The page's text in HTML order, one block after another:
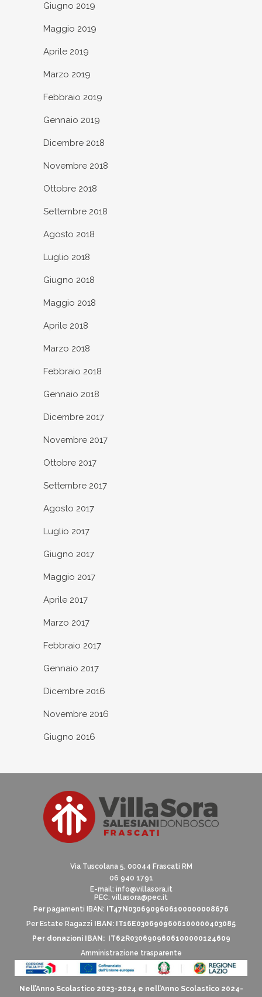
Giugno 2019
Maggio 2019
Aprile 2019
Marzo 2019
Febbraio 2019
Gennaio 2019
Dicembre 2018
Novembre 2018
Ottobre 2018
Settembre 2018
Agosto 2018
Luglio 2018
Giugno 2018
Maggio 2018
Aprile 2018
Marzo 2018
Febbraio 2018
Gennaio 2018
Dicembre 2017
Novembre 2017
Ottobre 2017
Settembre 2017
Agosto 2017
Luglio 2017
Giugno 2017
Maggio 2017
Aprile 2017
Marzo 2017
Febbraio 2017
Gennaio 2017
Dicembre 2016
Novembre 2016
Giugno 2016
Via Tuscolana 5, 00044 Frascati RM
06 940 1791
E-mail: info@villasora.it
PEC: villasora@pec.it
Per pagamenti IBAN:
IT47N0306909606100000008676
Per Estate Ragazzi
IBAN: IT16E0306909606100000403085
Per donazioni IBAN: IT62R0306909606100000124609
Amministrazione trasparente
Nell’Anno Scolastico 2023-2024 e nell’Anno Scolastico 2024-